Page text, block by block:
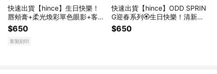
快速出貨【hince】生日快樂！
唇頰膏+柔光煥彩單色眼影+客製
串珠吊飾+唇刷+Dewy Ball提袋
+Dewy Ball化妝包(客製化禮物/
生日禮物推薦/新品上架)
$650
客製刻印
快速出貨【hince】ODD SPRIN
G迎春系列🏵️生日快樂！清新水
感冰透唇釉+柔光煥彩單色眼影
+暖陽春日禮盒(生日禮物/新品上
$650